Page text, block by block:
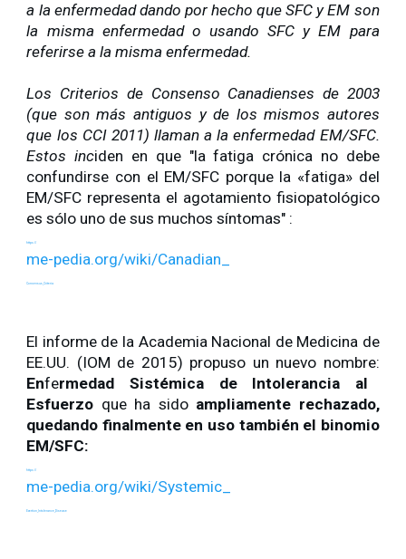
a la enfermedad dando por hecho que SFC y EM son
la misma enfermedad o usando SFC y EM para
referirse a la misma enfermedad.
Los Criterios de Consenso Canadienses de 2003
(que son más antiguos y de los mismos autores
que los CCI 2011) llaman a la enfermedad EM/SFC.
Estos inciden en que "la fatiga crónica no debe
confundirse con el EM/SFC porque la «fatiga» del
EM/SFC representa el agotamiento fisiopatológico
es sólo uno de sus muchos síntomas" :
https://
me-pedia.org/wiki/Canadian_
Consensus_Criteria
El informe de la Academia Nacional de Medicina de
EE.UU. (IOM de 2015) propuso un nuevo nombre:
Enfermedad Sistémica de Intolerancia al
Esfuerzo que ha sido ampliamente rechazado,
quedando finalmente en uso también el binomio
EM/SFC:
https://
me-pedia.org/wiki/Systemic_
Exertion_Intolerance_Disease